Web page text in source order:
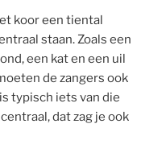
koor een tiental
staan. Zoals een
een kat en een uil
de zangers ook
typisch iets van die
dat zag je ook